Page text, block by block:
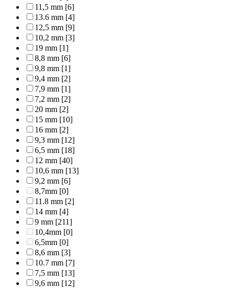
11,5 mm [6]
13.6 mm [4]
12,5 mm [9]
10,2 mm [3]
19 mm [1]
8,8 mm [6]
9,8 mm [1]
9,4 mm [2]
7,9 mm [1]
7,2 mm [2]
20 mm [2]
15 mm [10]
16 mm [2]
9,3 mm [12]
6,5 mm [18]
12 mm [40]
10,6 mm [13]
9,2 mm [6]
8,7mm [0]
11.8 mm [2]
14 mm [4]
9 mm [211]
10,4mm [0]
6,5mm [0]
8,6 mm [3]
10.7 mm [7]
7,5 mm [13]
9,6 mm [12]